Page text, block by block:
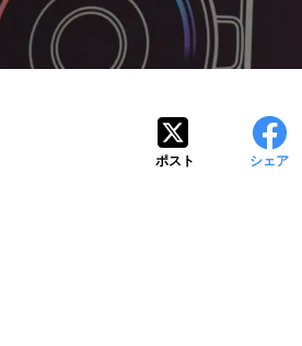
ポスト シェア